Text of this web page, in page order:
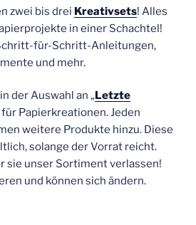
zwei bis drei Kreativsets! Alles
in einer Schachtel!
für-Schritt-Anleitungen,
und mehr.
der Auswahl an „Letzte
für Papierkreationen. Jeden
weitere Produkte hinzu. Diese
solange der Vorrat reicht.
sie unser Sortiment verlassen!
und können sich ändern.